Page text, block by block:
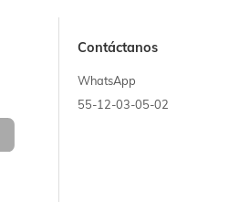
Contáctanos
WhatsApp
55-12-03-05-02